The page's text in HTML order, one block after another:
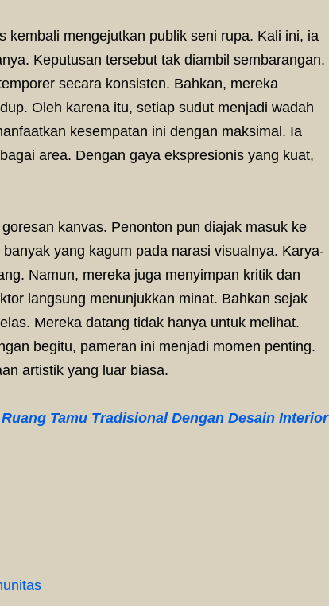
kembali mengejutkan publik seni rupa. Kali ini, ia
Keputusan tersebut tak diambil sembarangan.
secara konsisten. Bahkan, mereka
Oleh karena itu, setiap sudut menjadi wadah
kesempatan ini dengan maksimal. Ia
area. Dengan gaya ekspresionis yang kuat,
kanvas. Penonton pun diajak masuk ke
yang kagum pada narasi visualnya. Karya-
Namun, mereka juga menyimpan kritik dan
langsung menunjukkan minat. Bahkan sejak
Mereka datang tidak hanya untuk melihat.
begitu, pameran ini menjadi momen penting.
artistik yang luar biasa.
Tamu Tradisional Dengan Desain Interior